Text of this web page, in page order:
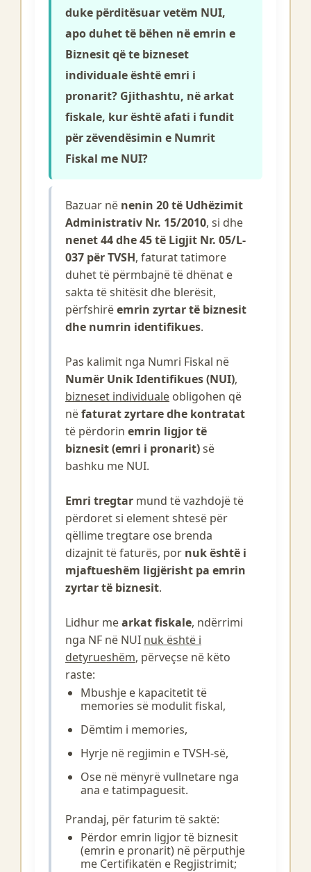
duke përditësuar vetëm NUI,
apo duhet të bëhen në emrin e
Biznesit që te bizneset
individuale është emri i
pronarit? Gjithashtu, në arkat
fiskale, kur është afati i fundit
për zëvendësimin e Numrit
Fiskal me NUI?
Bazuar në nenin 20 të Udhëzimit
Administrativ Nr. 15/2010, si dhe
nenet 44 dhe 45 të Ligjit Nr. 05/L-
037 për TVSH, faturat tatimore
duhet të përmbajnë të dhënat e
sakta të shitësit dhe blerësit,
përfshirëemrin zyrtar të biznesit
dhe numrin identifikues.
Pas kalimit nga Numri Fiskal në
Numër Unik Identifikues (NUI),
bizneset individuale obligohen që
nëfaturat zyrtare dhe kontratat
të përdorin emrin ligjor të
biznesit (emri i pronarit)së
bashku me NUI.
Emri tregtar mund të vazhdojë të
përdoret si element shtesë për
qëllime tregtare ose brenda
dizajnit të faturës, por nuk është i
mjaftueshëm ligjërisht pa emrin
zyrtar të biznesit.
Lidhur mearkat fiskale, ndërrimi
nga NF në NUI nuk është i
detyrueshëm, përveçse në këto
raste:
Mbushje e kapacitetit të
memories së modulit fiskal,
Dëmtim i memories,
Hyrje në regjimin e TVSH-së,
Ose në mënyrë vullnetare nga
ana e tatimpaguesit.
Prandaj, për faturim të saktë:
Përdor emrin ligjor të biznesit
(emrin e pronarit) në përputhje
me Certifikatën e Regjistrimit;